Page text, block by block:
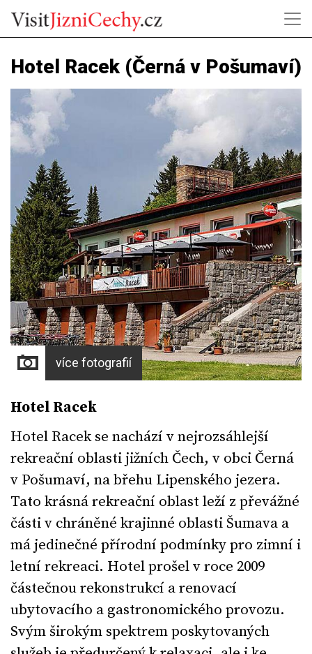
Hotel Racek (Černá v Pošumaví)
více fotografií
Hotel Racek
Hotel Racek se nachází v nejrozsáhlejší
rekreační oblasti jižních Čech, v obci Černá
v Pošumaví, na břehu Lipenského jezera.
Tato krásná rekreační oblast leží z převážné
části v chráněné krajinné oblasti Šumava a
má jedinečné přírodní podmínky pro zimní i
letní rekreaci. Hotel prošel v roce 2009
částečnou rekonstrukcí a renovací
ubytovacího a gastronomického provozu.
Svým širokým spektrem poskytovaných